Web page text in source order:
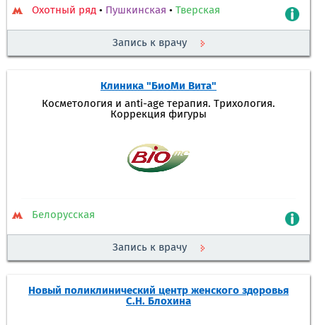
Охотный ряд • Пушкинская • Тверская
Запись к врачу
Клиника "БиоМи Вита"
Косметология и anti-age терапия. Трихология.
Коррекция фигуры
Белорусская
Запись к врачу
Новый поликлинический центр женского здоровья
С.Н. Блохина